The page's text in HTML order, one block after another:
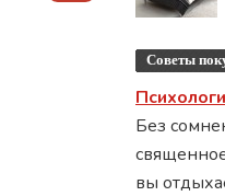
Советы
Без
вы